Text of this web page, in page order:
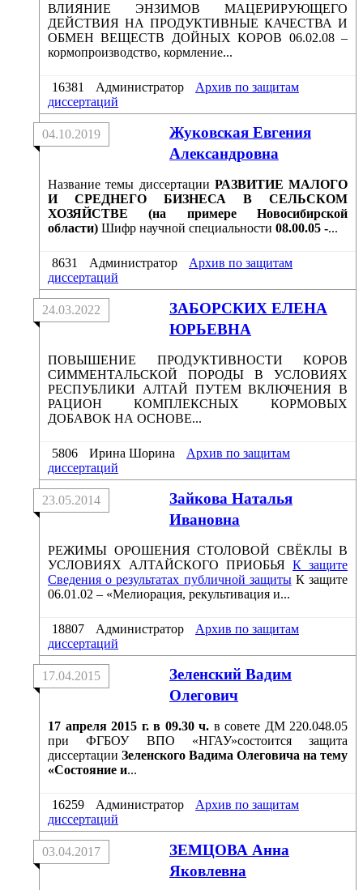
ВЛИЯНИЕ ЭНЗИМОВ МАЦЕРИРУЮЩЕГО
ДЕЙСТВИЯ НА ПРОДУКТИВНЫЕ КАЧЕСТВА И
ОБМЕН ВЕЩЕСТВ ДОЙНЫХ КОРОВ 06.02.08 –
кормопроизводство, кормление...
16381 Администратор
Архив по защитам
диссертаций
Жуковская Евгения
Александровна
04.10.2019
Название темы диссертации РАЗВИТИЕ МАЛОГО
И СРЕДНЕГО БИЗНЕСА В СЕЛЬСКОМ
ХОЗЯЙСТВЕ (на примере Новосибирской
области) Шифр научной специальности 08.00.05 -...
8631 Администратор
Архив по защитам
диссертаций
ЗАБОРСКИХ ЕЛЕНА
ЮРЬЕВНА
24.03.2022
ПОВЫШЕНИЕ ПРОДУКТИВНОСТИ КОРОВ
СИММЕНТАЛЬСКОЙ ПОРОДЫ В УСЛОВИЯХ
РЕСПУБЛИКИ АЛТАЙ ПУТЕМ ВКЛЮЧЕНИЯ В
РАЦИОН КОМПЛЕКСНЫХ КОРМОВЫХ
ДОБАВОК НА ОСНОВЕ...
5806 Ирина Шорина
Архив по защитам
диссертаций
Зайкова Наталья
Ивановна
23.05.2014
РЕЖИМЫ ОРОШЕНИЯ СТОЛОВОЙ СВЁКЛЫ В
УСЛОВИЯХ АЛТАЙСКОГО ПРИОБЬЯ К защите
Сведения о результатах публичной защиты К защите
06.01.02 – «Мелиорация, рекультивация и...
18807 Администратор
Архив по защитам
диссертаций
Зеленский Вадим
Олегович
17.04.2015
17 апреля 2015 г. в 09.30 ч. в совете ДМ 220.048.05
при ФГБОУ ВПО «НГАУ»состоится защита
диссертации Зеленского Вадима Олеговича на тему
«Состояние и...
16259 Администратор
Архив по защитам
диссертаций
ЗЕМЦОВА Анна
Яковлевна
03.04.2017